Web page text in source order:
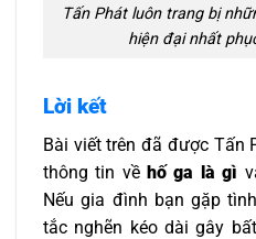
Tấn Phát luôn trang bị
hiện đại nhất
Lời kết
Bài viết trên đã được Tấn
thông tin vềhố ga là gì
Nếu gia đình bạn gặp
tắc nghẽn kéo dài gây